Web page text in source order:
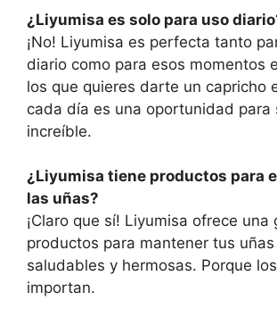
¿Liyumisa es solo para uso
¡No! Liyumisa es perfecta tanto
diario como para esos momentos
los que quieres darte un capricho
cada día es una oportunidad para
increíble.
¿Liyumisa tiene productos para
las uñas?
¡Claro que sí! Liyumisa ofrece una
productos para mantener tus
saludables y hermosas. Porque
importan.